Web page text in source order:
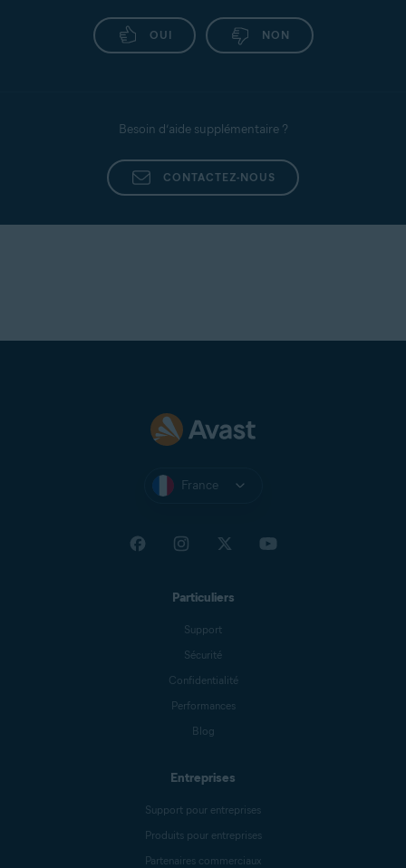
OUI NON
Besoin d’aide supplémentaire ?
CONTACTEZ-NOUS
France
Particuliers
Support
Sécurité
Confidentialité
Performances
Blog
Entreprises
Support pour entreprises
Produits pour entreprises
Partenaires commerciaux